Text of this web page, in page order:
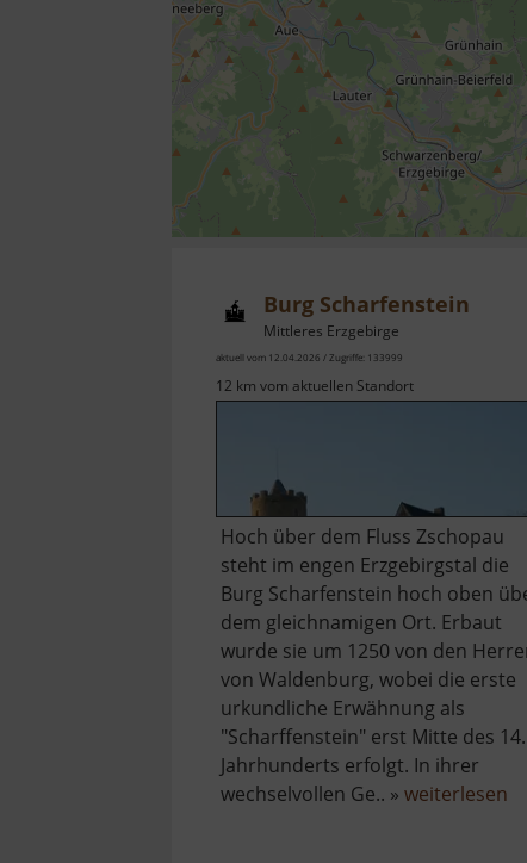
Burg Scharfenstein
Mittleres Erzgebirge
aktuell vom 12.04.2026 / Zugriffe: 133999
12 km vom aktuellen Standort
Hoch über dem Fluss Zschopau
steht im engen Erzgebirgstal die
Burg Scharfenstein hoch oben
dem gleichnamigen Ort. Erbaut
wurde sie um 1250 von den
von Waldenburg, wobei die erste
urkundliche Erwähnung als
"Scharffenstein" erst Mitte des 14.
Jahrhunderts erfolgt. In ihrer
wechselvollen Ge.. » weiterlesen